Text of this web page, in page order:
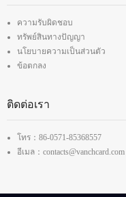
ความรับผิดชอบ
ทรัพย์สินทางปัญญา
นโยบายความเป็นส่วนตัว
ข้อตกลง
ติดต่อเรา
โทร：86-0571-85368557
อีเมล：contacts@vanchcard.com